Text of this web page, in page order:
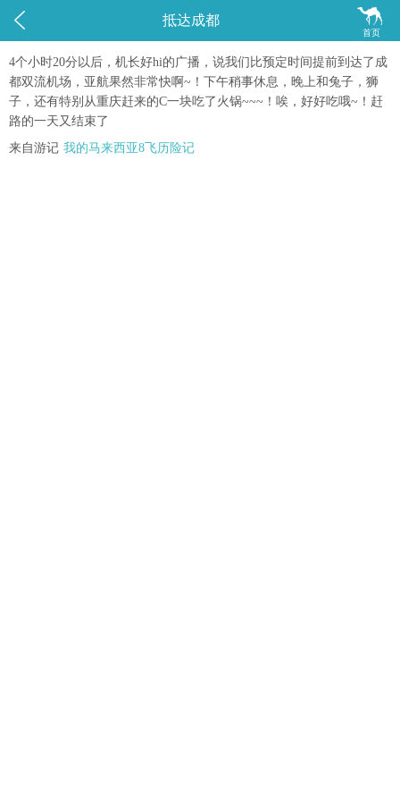
 
首页
抵达成都
4个小时20分以后，机长好hi的广播，说我们比预定时间提前到达了成
都双流机场，亚航果然非常快啊~！下午稍事休息，晚上和兔子，狮
子，还有特别从重庆赶来的C一块吃了火锅~~~！唉，好好吃哦~！赶
路的一天又结束了
来自游记 我的马来西亚8飞历险记